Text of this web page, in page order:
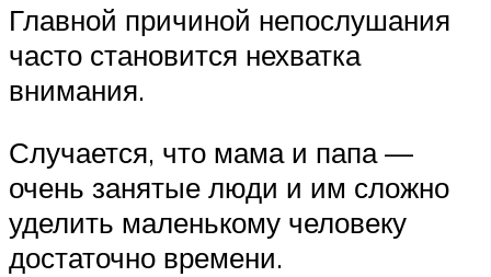
Главной причиной непослушания
часто становится нехватка
внимания.
Случается, что мама и папа —
очень занятые люди и им сложно
уделить маленькому человеку
достаточно времени.